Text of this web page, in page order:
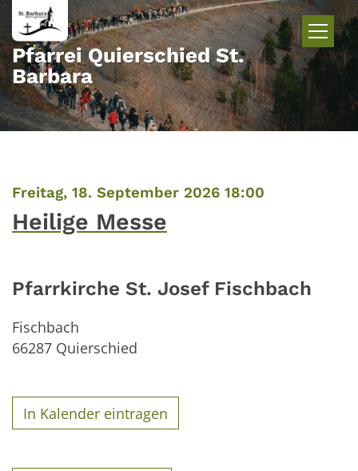
Zum Inhalt springen
Pfarrei Quierschied St.
Barbara
Freitag, 18. September 2026 18:00
Heilige Messe
Pfarrkirche St. Josef Fischbach
Fischbach
66287 Quierschied
In Kalender eintragen